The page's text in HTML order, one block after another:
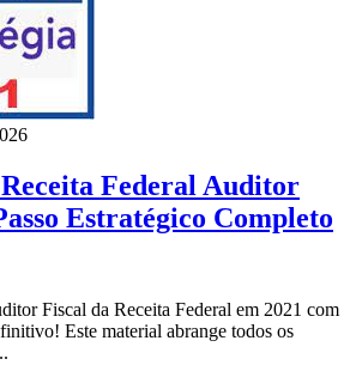
Federal Auditor
Estratégico Completo
Fiscal da Receita Federal em 2021 com
Este material abrange todos os